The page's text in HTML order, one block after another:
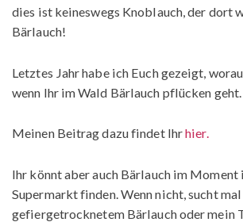
dies ist keineswegs Knoblauch, der dort
Bärlauch!
Letztes Jahr habe ich Euch gezeigt,
wenn Ihr im Wald Bärlauch pflücken geht.
Meinen Beitrag dazu findet Ihrhier.
Ihr könnt aber auch Bärlauch im Moment
Supermarkt finden. Wenn nicht, sucht mal
gefiergetrocknetem Bärlauch oder mein